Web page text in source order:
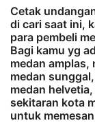
Cetak
di cari saat ini,
para pembeli
Bagi kamu yg
medan amplas,
medan
medan
sekitaran kota
untuk